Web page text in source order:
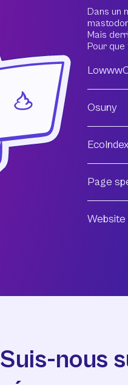
Dans un
Mais
Pour
Osuny
EcoIndex
Page
Suis-nous